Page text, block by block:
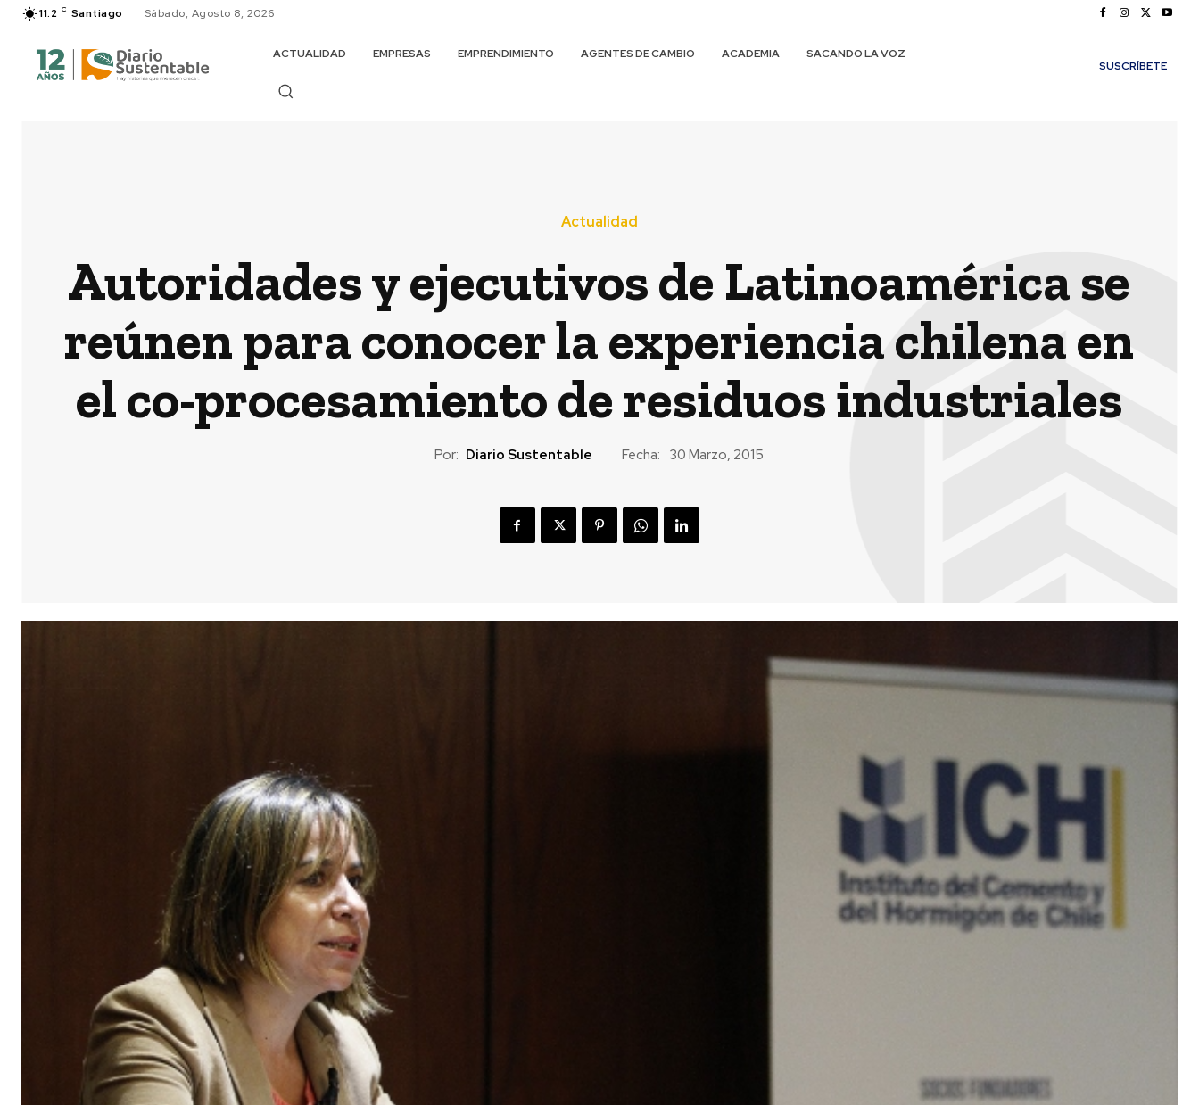
11.2 C Santiago Sábado, Agosto 8, 2026
ACTUALIDAD EMPRESAS EMPRENDIMIENTO AGENTES DE CAMBIO ACADEMIA
SACANDO LA VOZ
SUSCRÍBETE
Actualidad
Autoridades y ejecutivos de Latinoamérica se
reúnen para conocer la experiencia chilena en
el co-procesamiento de residuos industriales
Por: Diario Sustentable Fecha: 30 Marzo, 2015